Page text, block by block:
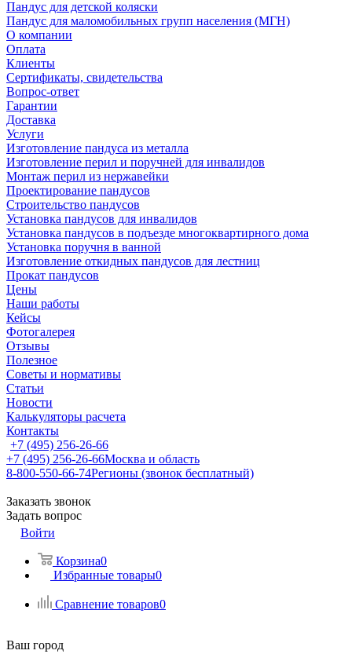
Пандус для детской коляски
Пандус для маломобильных групп населения (МГН)
О компании
Оплата
Клиенты
Сертификаты, свидетельства
Вопрос-ответ
Гарантии
Доставка
Услуги
Изготовление пандуса из металла
Изготовление перил и поручней для инвалидов
Монтаж перил из нержавейки
Проектирование пандусов
Строительство пандусов
Установка пандусов для инвалидов
Установка пандусов в подъезде многоквартирного дома
Установка поручня в ванной
Изготовление откидных пандусов для лестниц
Прокат пандусов
Цены
Наши работы
Кейсы
Фотогалерея
Отзывы
Полезное
Советы и нормативы
Статьи
Новости
Калькуляторы расчета
Контакты
+7 (495) 256-26-66
+7 (495) 256-26-66Москва и область
8-800-550-66-74Регионы (звонок бесплатный)
Заказать звонок
Задать вопрос
Войти
Корзина0
Избранные товары0
Сравнение товаров0
Ваш город